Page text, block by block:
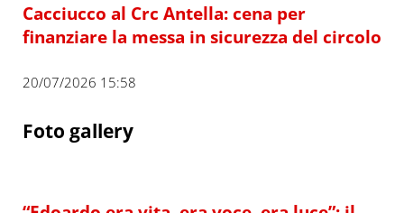
Cacciucco al Crc Antella: cena per
finanziare la messa in sicurezza del circolo
20/07/2026 15:58
Foto gallery